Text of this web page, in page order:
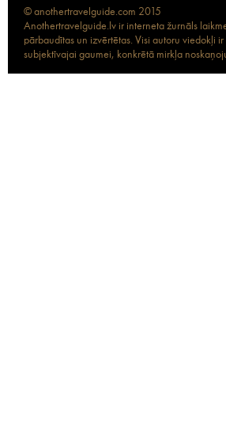
© anothertravelguide.com 2015
Anothertravelguide.lv ir interneta žurnāls
pārbaudītas un izvērtētas. Visi autoru viedokļi
subjektīvajai gaumei, konkrētā mirkļa